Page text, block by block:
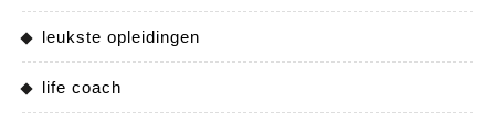
leukste opleidingen
life coach